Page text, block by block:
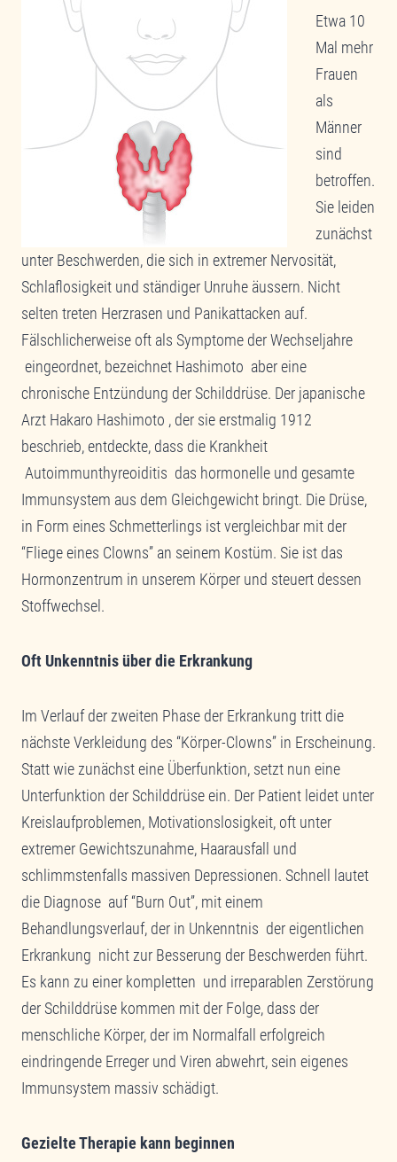
Etwa 10
Mal mehr
Frauen
als
Männer
sind
betroffen.
Sie leiden
zunächst
unter Beschwerden, die sich in extremer Nervosität,
Schlaflosigkeit und ständiger Unruhe äussern. Nicht
selten treten Herzrasen und Panikattacken auf.
Fälschlicherweise oft als Symptome der Wechseljahre
eingeordnet, bezeichnet Hashimoto aber eine
chronische Entzündung der Schilddrüse. Der japanische
Arzt Hakaro Hashimoto , der sie erstmalig 1912
beschrieb, entdeckte, dass die Krankheit
Autoimmunthyreoiditis das hormonelle und gesamte
Immunsystem aus dem Gleichgewicht bringt. Die Drüse,
in Form eines Schmetterlings ist vergleichbar mit der
“Fliege eines Clowns” an seinem Kostüm. Sie ist das
Hormonzentrum in unserem Körper und steuert dessen
Stoffwechsel.
Oft Unkenntnis über die Erkrankung
Im Verlauf der zweiten Phase der Erkrankung tritt die
nächste Verkleidung des “Körper-Clowns” in Erscheinung.
Statt wie zunächst eine Überfunktion, setzt nun eine
Unterfunktion der Schilddrüse ein. Der Patient leidet unter
Kreislaufproblemen, Motivationslosigkeit, oft unter
extremer Gewichtszunahme, Haarausfall und
schlimmstenfalls massiven Depressionen. Schnell lautet
die Diagnose auf “Burn Out”, mit einem
Behandlungsverlauf, der in Unkenntnis der eigentlichen
Erkrankung nicht zur Besserung der Beschwerden führt.
Es kann zu einer kompletten und irreparablen Zerstörung
der Schilddrüse kommen mit der Folge, dass der
menschliche Körper, der im Normalfall erfolgreich
eindringende Erreger und Viren abwehrt, sein eigenes
Immunsystem massiv schädigt.
Gezielte Therapie kann beginnen